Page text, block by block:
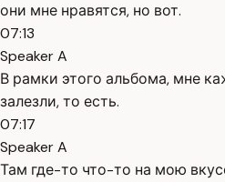
они мне нравятся, но вот.
07:13
Speaker A
В рамки этого альбома, мне
залезли, то есть.
07:17
Speaker A
Там где-то что-то на мою